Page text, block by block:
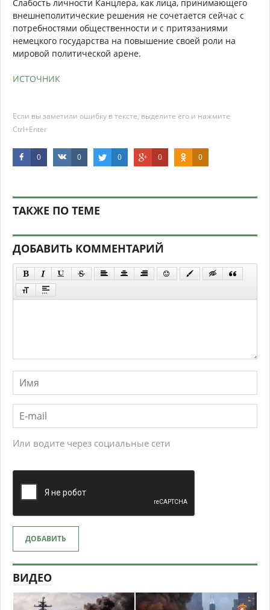
Слабость личности Канцлера, как лица, принимающего
внешнеполитические решения не сочетается сейчас с
потребностями общественности и с притязаниями
немецкого государства на повышение своей роли на
мировой политической арене.
ИСТОЧНИК
Если вы заметили ошибку в тексте, выделите его и нажмите
Ctrl+Enter
0 0 0 0 0
ТАКЖЕ ПО ТЕМЕ
ДОБАВИТЬ КОММЕНТАРИЙ
Или водите через социальные сети
ДОБАВИТЬ
ВИДЕО